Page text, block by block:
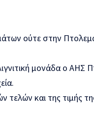
ούτε στην
μονάδα ο ΑΗΣ
τελών και της τιμής